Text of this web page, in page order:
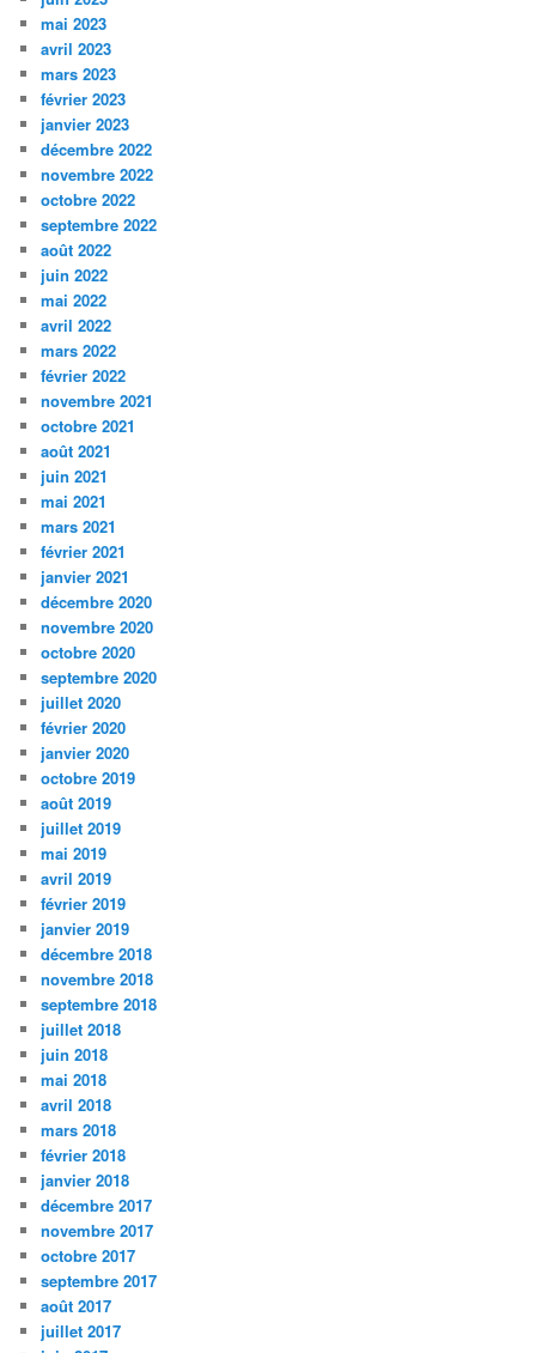
mai 2023
avril 2023
mars 2023
février 2023
janvier 2023
décembre 2022
novembre 2022
octobre 2022
septembre 2022
août 2022
juin 2022
mai 2022
avril 2022
mars 2022
février 2022
novembre 2021
octobre 2021
août 2021
juin 2021
mai 2021
mars 2021
février 2021
janvier 2021
décembre 2020
novembre 2020
octobre 2020
septembre 2020
juillet 2020
février 2020
janvier 2020
octobre 2019
août 2019
juillet 2019
mai 2019
avril 2019
février 2019
janvier 2019
décembre 2018
novembre 2018
septembre 2018
juillet 2018
juin 2018
mai 2018
avril 2018
mars 2018
février 2018
janvier 2018
décembre 2017
novembre 2017
octobre 2017
septembre 2017
août 2017
juillet 2017